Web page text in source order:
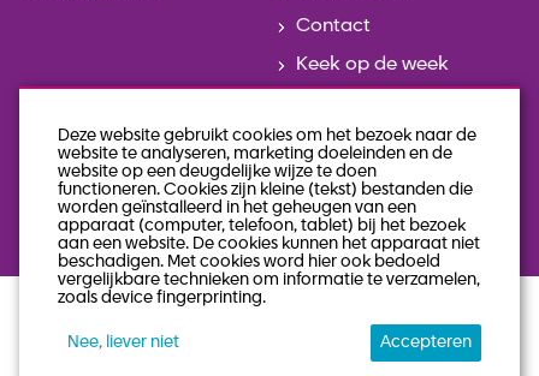
Contact
Keek op de week
Team
Geschiedenis
Veelgestelde vragen
privacy statement
algemene voorwaarden
Deze website gebruikt cookies om het bezoek naar de
website te analyseren, marketing doeleinden en de
website op een deugdelijke wijze te doen
functioneren. Cookies zijn kleine (tekst) bestanden die
worden geïnstalleerd in het geheugen van een
apparaat (computer, telefoon, tablet) bij het bezoek
aan een website. De cookies kunnen het apparaat niet
beschadigen. Met cookies word hier ook bedoeld
vergelijkbare technieken om informatie te verzamelen,
zoals device fingerprinting.
Nee, liever niet Accepteren